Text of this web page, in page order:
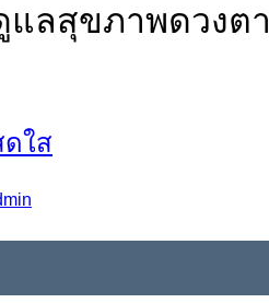
แลสุขภาพดวงตา
ดใส